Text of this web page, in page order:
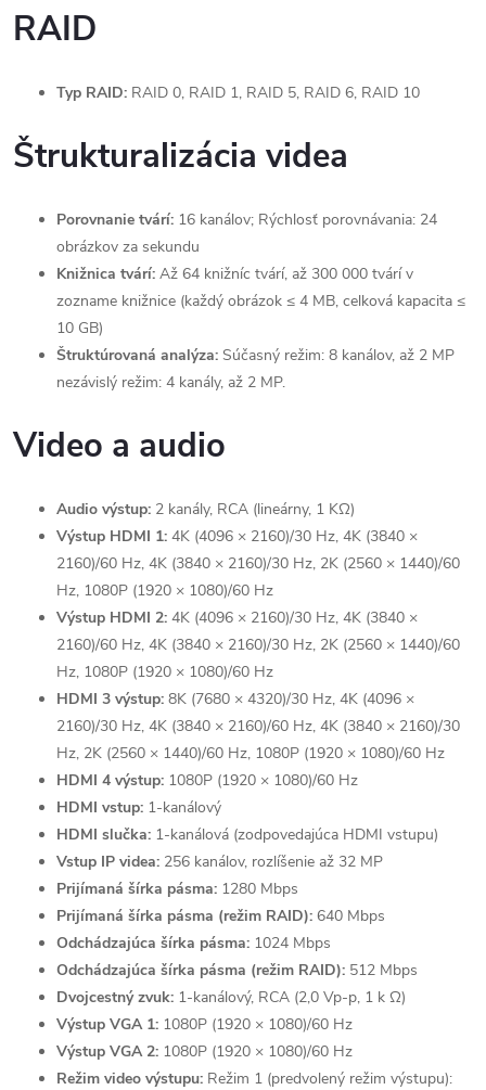
RAID
Typ RAID: RAID 0, RAID 1, RAID 5, RAID 6, RAID 10
Štrukturalizácia videa
Porovnanie tvárí: 16 kanálov; Rýchlosť porovnávania: 24
obrázkov za sekundu
Knižnica tvárí: Až 64 knižníc tvárí, až 300 000 tvárí v
zozname knižnice (každý obrázok ≤ 4 MB, celková kapacita ≤
10 GB)
Štruktúrovaná analýza: Súčasný režim: 8 kanálov, až 2 MP
nezávislý režim: 4 kanály, až 2 MP.
Video a audio
Audio výstup: 2 kanály, RCA (lineárny, 1 KΩ)
Výstup HDMI 1: 4K (4096 × 2160)/30 Hz, 4K (3840 ×
2160)/60 Hz, 4K (3840 × 2160)/30 Hz, 2K (2560 × 1440)/60
Hz, 1080P (1920 × 1080)/60 Hz
Výstup HDMI 2: 4K (4096 × 2160)/30 Hz, 4K (3840 ×
2160)/60 Hz, 4K (3840 × 2160)/30 Hz, 2K (2560 × 1440)/60
Hz, 1080P (1920 × 1080)/60 Hz
HDMI 3 výstup: 8K (7680 × 4320)/30 Hz, 4K (4096 ×
2160)/30 Hz, 4K (3840 × 2160)/60 Hz, 4K (3840 × 2160)/30
Hz, 2K (2560 × 1440)/60 Hz, 1080P (1920 × 1080)/60 Hz
HDMI 4 výstup: 1080P (1920 × 1080)/60 Hz
HDMI vstup: 1-kanálový
HDMI slučka: 1-kanálová (zodpovedajúca HDMI vstupu)
Vstup IP videa: 256 kanálov, rozlíšenie až 32 MP
Prijímaná šírka pásma: 1280 Mbps
Prijímaná šírka pásma (režim RAID): 640 Mbps
Odchádzajúca šírka pásma: 1024 Mbps
Odchádzajúca šírka pásma (režim RAID): 512 Mbps
Dvojcestný zvuk: 1-kanálový, RCA (2,0 Vp-p, 1 k Ω)
Výstup VGA 1: 1080P (1920 × 1080)/60 Hz
Výstup VGA 2: 1080P (1920 × 1080)/60 Hz
Režim video výstupu: Režim 1 (predvolený režim výstupu):
Powered by chaterimo